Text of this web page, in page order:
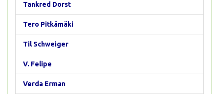
Tankred Dorst
Tero Pitkämäki
Til Schweiger
V. Felipe
Verda Erman